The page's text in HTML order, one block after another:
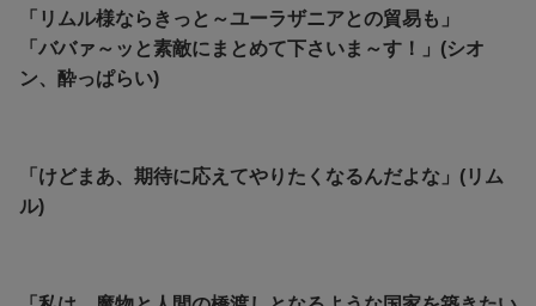
「リムル様ならきっと～ユーラザニアとの貿易も」
「ババァ～ッと素敵にまとめて下さいま～す！」(シオ
ン、酔っぱらい)
「けどまあ、期待に応えてやりたくなるんだよな」(リム
ル)